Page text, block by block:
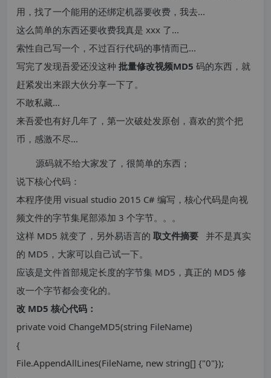
用，找了一个能用的还绑定机器要收费，我去...
这么简单的东西还要收费我真是 xxx 了...
索性自己写一个，不过百行代码的事情而已...
写完了发现吾爱还没这种 批量修改视频MD5 码的东西，就
赶紧发出来跟大伙分享一下了。
不敢私藏...
来吾爱也有好几年了，第一次破处发原创，喜欢的赏个把
币，感激不尽...
源码就不给大家发了，很简单的东西；
说下核心代码：
本程序使用 visual studio 2015 C# 编写，核心代码是向视
频文件的字节集尾部添加 3 个字节。。。
这样 MD5 就变了，另外易语言的 取文件摘要
并不是真实
的 MD5，大家可以自己试一下。
应该是文件首部规定长度的字节集 MD5，真正的 MD5 修
改一个字节都会变化的。
改 MD5 核心代码：
private void ChangeMD5(string FileName)
{
File.AppendAllLines(FileName, new string[] {"0"});